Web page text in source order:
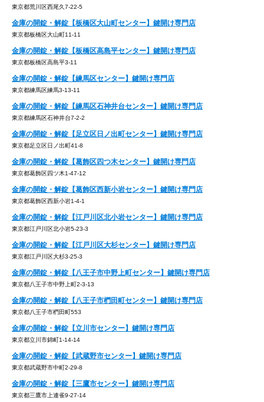
東京都荒川区西尾久7-22-5
金庫の開錠・解錠【板橋区大山町センター】鍵開け専門店
東京都板橋区大山町11-11
金庫の開錠・解錠【板橋区高島平センター】鍵開け専門店
東京都板橋区高島平3-11
金庫の開錠・解錠【練馬区センター】鍵開け専門店
東京都練馬区練馬3-13-11
金庫の開錠・解錠【練馬区石神井台センター】鍵開け専門店
東京都練馬区石神井台7-2-2
金庫の開錠・解錠【足立区日ノ出町センター】鍵開け専門店
東京都足立区日ノ出町41-8
金庫の開錠・解錠【葛飾区四つ木センター】鍵開け専門店
東京都葛飾区四ツ木1-47-12
金庫の開錠・解錠【葛飾区西新小岩センター】鍵開け専門店
東京都葛飾区西新小岩1-4-1
金庫の開錠・解錠【江戸川区北小岩センター】鍵開け専門店
東京都江戸川区北小岩5-23-3
金庫の開錠・解錠【江戸川区大杉センター】鍵開け専門店
東京都江戸川区大杉3-25-3
金庫の開錠・解錠【八王子市中野上町センター】鍵開け専門店
東京都八王子市中野上町2-3-13
金庫の開錠・解錠【八王子市椚田町センター】鍵開け専門店
東京都八王子市椚田町553
金庫の開錠・解錠【立川市センター】鍵開け専門店
東京都立川市錦町1-14-14
金庫の開錠・解錠【武蔵野市センター】鍵開け専門店
東京都武蔵野市中町2-29-8
金庫の開錠・解錠【三鷹市センター】鍵開け専門店
東京都三鷹市上連雀9-27-14